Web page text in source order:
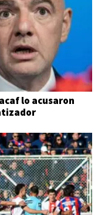
lo acusaron